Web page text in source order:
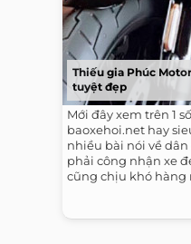
Thiếu gia Phúc
tuyệt đẹp
Mới đây xem trên 1
baoxehoi.net hay
nhiều bài nói về
phải công nhận xe
cũng chịu khó hàng